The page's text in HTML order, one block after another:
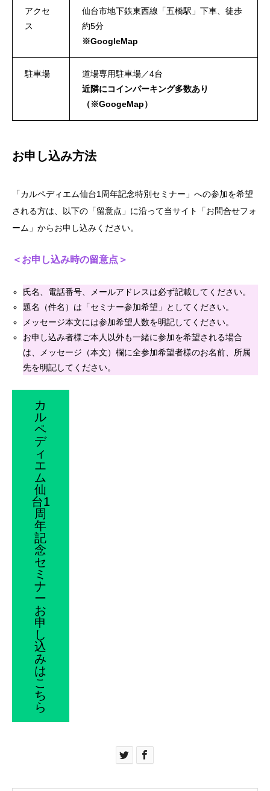
アクセ
ス
仙台市地下鉄東西線「五橋駅」下車、徒歩
約5分
※GoogleMap
駐車場
道場専用駐車場／4台
近隣にコインパーキング多数あり
（※GoogeMap）
お申し込み方法
「カルペディエム仙台1周年記念特別セミナー」への参加を希望
される方は、以下の「留意点」に沿って当サイト「お問合せフォ
ーム」からお申し込みください。
＜お申し込み時の留意点＞
氏名、電話番号、メールアドレスは必ず記載してください。
題名（件名）は「セミナー参加希望」としてください。
メッセージ本文には参加希望人数を明記してください。
お申し込み者様ご本人以外も一緒に参加を希望される場合
は、メッセージ（本文）欄に全参加希望者様のお名前、所属
先を明記してください。
カ
ル
ペ
デ
ィ
エ
ム
仙
台1
周
年
記
念
セ
ミ
ナ
ー
お
申
し
込
み
は
こ
ち
ら